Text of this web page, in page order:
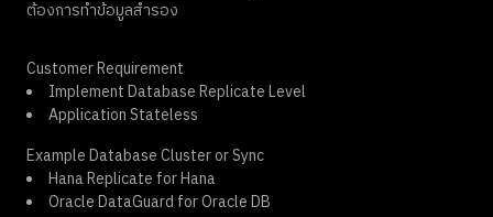
ต้องการทำข้อมูลสำรอง
Customer Requirement
Implement Database Replicate Level
Application Stateless
Example Database Cluster or Sync
Hana Replicate for Hana
Oracle DataGuard for Oracle DB